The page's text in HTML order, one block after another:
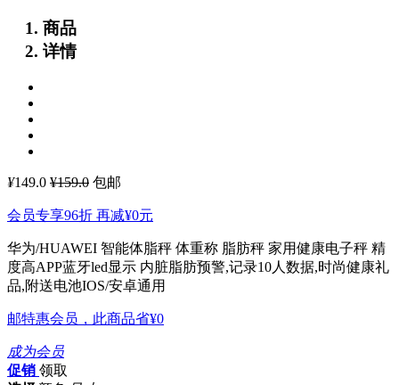
商品
详情
¥149.0 ¥159.0 包邮
会员专享96折 再减¥0元
华为/HUAWEI 智能体脂秤 体重称 脂肪秤 家用健康电子秤 精
度高APP蓝牙led显示 内脏脂肪预警,记录10人数据,时尚健康礼
品,附送电池IOS/安卓通用
邮特惠会员，此商品省¥0
成为会员
促销 领取